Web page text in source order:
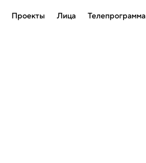
Проекты Лица Телепрограмма